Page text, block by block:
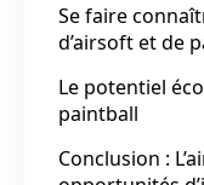
Se faire
d’airsoft et de
Le potentiel
paintball
Conclusion :